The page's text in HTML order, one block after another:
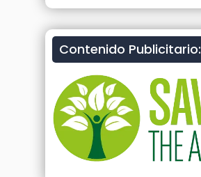
Contenido Publicitario: